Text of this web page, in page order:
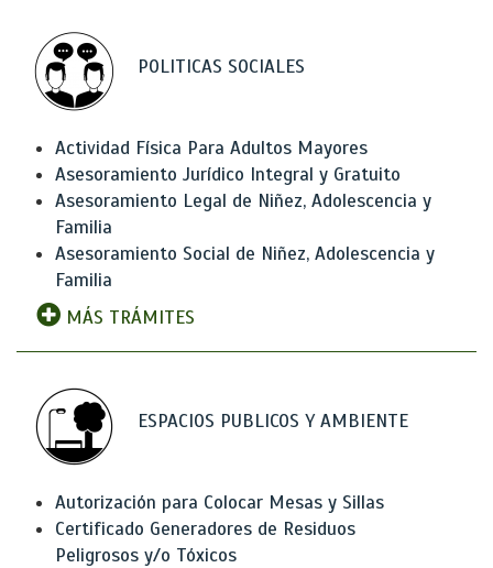
POLITICAS SOCIALES
Actividad Física Para Adultos Mayores
Asesoramiento Jurídico Integral y Gratuito
Asesoramiento Legal de Niñez, Adolescencia y
Familia
Asesoramiento Social de Niñez, Adolescencia y
Familia
MÁS TRÁMITES
ESPACIOS PUBLICOS Y AMBIENTE
Autorización para Colocar Mesas y Sillas
Certificado Generadores de Residuos
Peligrosos y/o Tóxicos